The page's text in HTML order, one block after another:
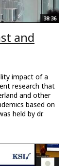
38:36
and
impact of a
research that
and other
based on
held by dr.